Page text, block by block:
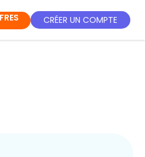
CRÉER UN COMPTE